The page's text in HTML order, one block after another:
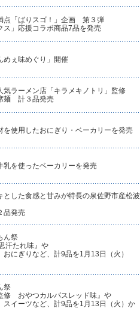
点「ばりスゴ！」企画 第３弾
ス」応援コラボ商品7品を発売
めぇ味めぐり」開催
気ラーメン店「キラメキノトリ」監修
麺 計３品発売
を使用したおにぎり・ベーカリーを発売
乳を使ったベーカリーを発売
とした食感と甘みが特長の泉佐野市産松波
品発売
ん祭
汗たれ味』や
にぎりなど、計9品を1月13日（火）
祭
修 おやつカルパスレッド味』や
スイーツなど、計9品を1月13日（火）か